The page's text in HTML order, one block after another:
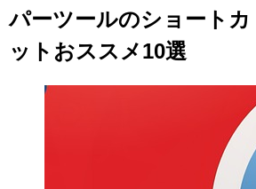
パーツールのショートカ
ットおススメ10選